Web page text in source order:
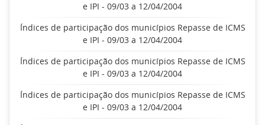
e IPI - 09/03 a 12/04/2004
Índices de participação dos municípios Repasse de ICMS
e IPI - 09/03 a 12/04/2004
Índices de participação dos municípios Repasse de ICMS
e IPI - 09/03 a 12/04/2004
Índices de participação dos municípios Repasse de ICMS
e IPI - 09/03 a 12/04/2004